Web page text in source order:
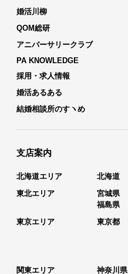
婚活川柳
QOM総研
アニバーサリークラブ
PA KNOWLEDGE
採用・求人情報
婚活あるある
結婚相談所のすヽめ
支店案内
北海道エリア 北海道
東北エリア
宮城県
福島県
東京エリア
東京都
関東エリア
神奈川県